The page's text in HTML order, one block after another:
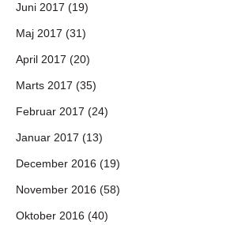
Juni 2017 (19)
Maj 2017 (31)
April 2017 (20)
Marts 2017 (35)
Februar 2017 (24)
Januar 2017 (13)
December 2016 (19)
November 2016 (58)
Oktober 2016 (40)